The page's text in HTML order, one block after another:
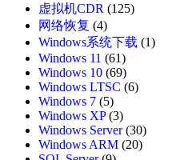
虚拟机CDR (125)
网络恢复 (4)
Windows系统下载 (1)
Windows 11 (61)
Windows 10 (69)
Windows LTSC (6)
Windows 7 (5)
Windows XP(3)
Windows Server(30)
Windows ARM (20)